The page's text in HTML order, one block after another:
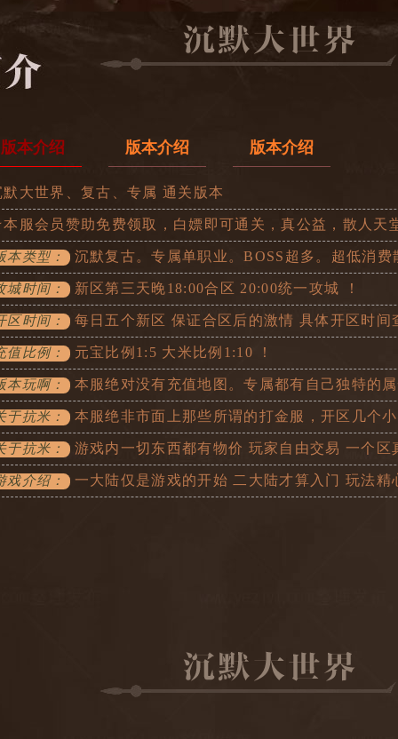
版本介绍 版本介绍 版本介绍
默大世界、复古、专属 通关版本
服会员赞助免费领取，白嫖即可通关，真公益，散人天
本类型： 沉默复古。专属单职业。BOSS超多。超低消费
城时间： 新区第三天晚18:00合区 20:00统一攻城 ！
区时间： 每日五个新区 保证合区后的激情 具体开区时间
值比例： 元宝比例1:5 大米比例1:10 ！
本玩啊： 本服绝对没有充值地图。专属都有自己独特的
于抗米： 本服绝非市面上那些所谓的打金服，开区几个
于抗米： 游戏内一切东西都有物价 玩家自由交易 一个区
戏介绍： 一大陆仅是游戏的开始 二大陆才算入门 玩法精